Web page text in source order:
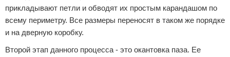
прикладывают петли и обводят их простым карандашом по
всему периметру. Все размеры переносят в таком же порядке
и на дверную коробку.
Второй этап данного процесса - это окантовка паза. Ее